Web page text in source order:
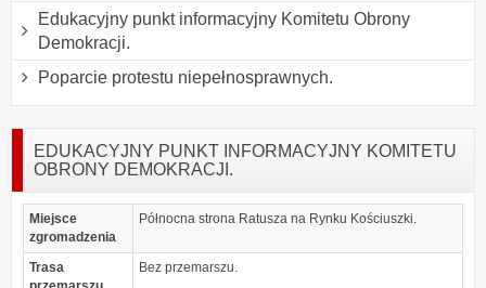
Edukacyjny punkt informacyjny Komitetu Obrony
Demokracji.
Poparcie protestu niepełnosprawnych.
EDUKACYJNY PUNKT INFORMACYJNY KOMITETU
OBRONY DEMOKRACJI.
Miejsce
zgromadzenia
Północna strona Ratusza na Rynku Kościuszki.
Trasa
Bez przemarszu.